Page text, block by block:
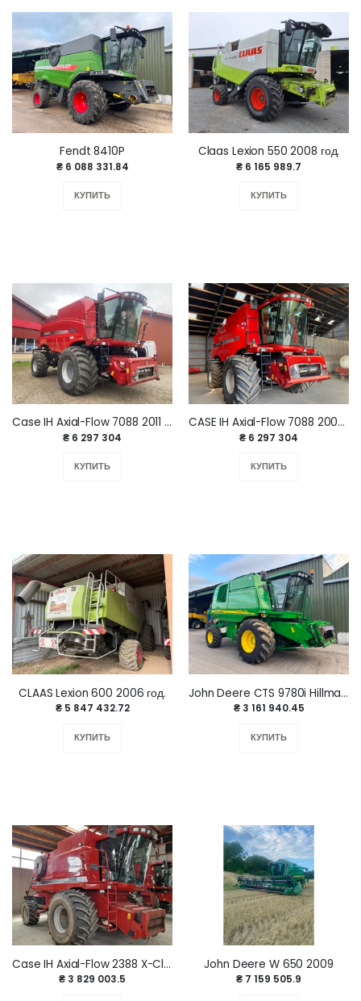
Fendt 8410P
₴ 6 088 331.84
КУПИТЬ
Claas Lexion 550 2008 год.
₴ 6 165 989.7
КУПИТЬ
Case IH Axial-Flow 7088 2011 год.
₴ 6 297 304
КУПИТЬ
CASE IH Axial-Flow 7088 2009 г.
₴ 6 297 304
КУПИТЬ
CLAAS Lexion 600 2006 год.
₴ 5 847 432.72
КУПИТЬ
John Deere CTS 9780i Hillmaster 2007 год.
₴ 3 161 940.45
КУПИТЬ
Case IH Axial-Flow 2388 X-Clusive 2005 год.
₴ 3 829 003.5
John Deere W 650 2009
₴ 7 159 505.9